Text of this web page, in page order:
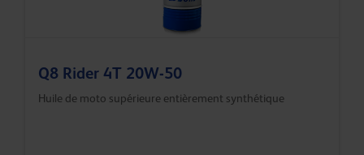
Q8 Rider 4T 20W-50
Huile de moto supérieure entièrement synthétique